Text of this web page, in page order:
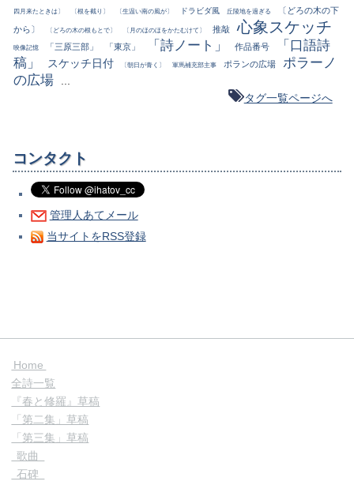
四月来たときは〕 〔根を截り〕 〔生温い南の風が〕 ドラビダ風 丘陵地を過ぎる
〔どろの木の下
から〕
〔どろの木の根もとで〕 〔月のほのほをかたむけて〕 推敲 心象スケッチ
映像記憶 「三原三部」 「東京」 「詩ノート」 作品番号
「口語詩
稿」
スケッチ日付 〔朝日が青く〕 軍馬補充部主事 ポランの広場
ポラーノ
の広場
タグ一覧ページへ
コンタクト
管理人あてメール
当サイトをRSS登録
Home
全詩一覧
『春と修羅』草稿
「第二集」草稿
「第三集」草稿
歌曲
石碑